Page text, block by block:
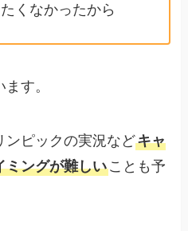
くなかったから
す。
ンピックの実況などキャ
ミングが難しいことも予